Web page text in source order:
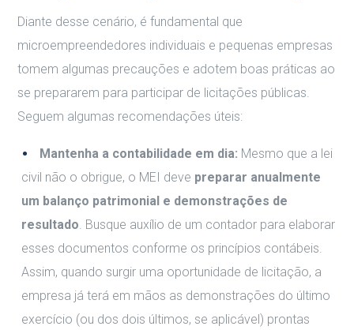
Diante desse cenário, é fundamental que
microempreendedores individuais e pequenas empresas
tomem algumas precauções e adotem boas práticas ao
se prepararem para participar de licitações públicas.
Seguem algumas recomendações úteis:
Mantenha a contabilidade em dia: Mesmo que a lei
civil não o obrigue, o MEI deve preparar anualmente
um balanço patrimonial e demonstrações de
resultado. Busque auxílio de um contador para elaborar
esses documentos conforme os princípios contábeis.
Assim, quando surgir uma oportunidade de licitação, a
empresa já terá em mãos as demonstrações do último
exercício (ou dos dois últimos, se aplicável) prontas